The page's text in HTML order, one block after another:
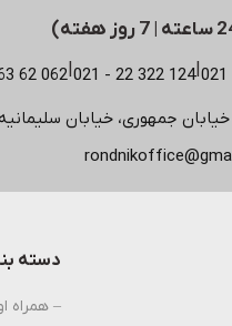
|
124 322 22 - 021
062 62 63 0912 (مشاوره سایت)
جمهوری، خیابان سلیمانیه، نبش کوچه
دسته
– همراه